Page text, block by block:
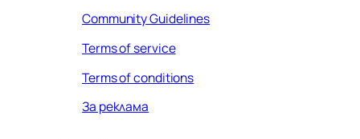
Community Guidelines
Terms of service
Terms of conditions
За реклама